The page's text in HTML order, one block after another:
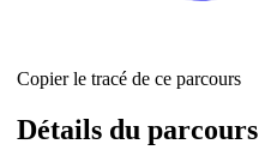
Copier le tracé de ce parcours
Détails du parcours